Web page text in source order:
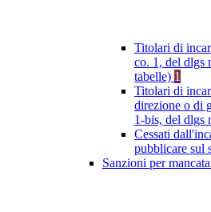
Titolari di
co. 1, del dlgs
tabelle) 1
Titolari di
direzione o di
1-bis, del dlgs
Cessati
pubblicare sul
Sanzioni per